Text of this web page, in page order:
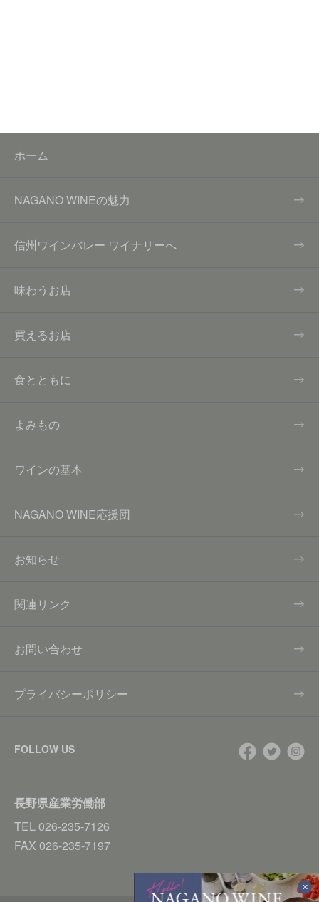
ホーム
NAGANO WINEの魅力
信州ワインバレー ワイナリーへ
味わうお店
買えるお店
食とともに
よみもの
ワインの基本
NAGANO WINE応援団
お知らせ
関連リンク
お問い合わせ
プライバシーポリシー
FOLLOW US
長野県産業労働部
TEL 026-235-7126
FAX 026-235-7197